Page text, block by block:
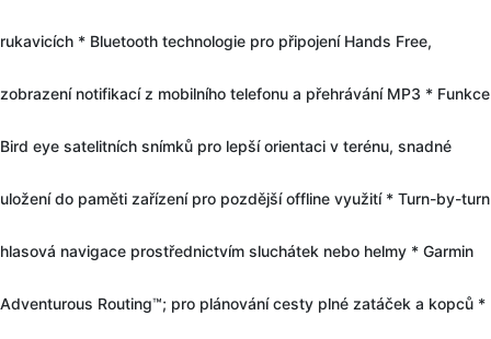
rukavicích * Bluetooth technologie pro připojení Hands Free,
zobrazení notifikací z mobilního telefonu a přehrávání MP3 * Funkce
Bird eye satelitních snímků pro lepší orientaci v terénu, snadné
uložení do paměti zařízení pro pozdější offline využití * Turn-by-turn
hlasová navigace prostřednictvím sluchátek nebo helmy * Garmin
Adventurous Routing™; pro plánování cesty plné zatáček a kopců *